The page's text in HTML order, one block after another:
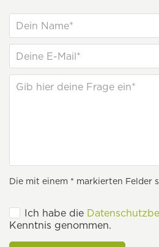
Die mit einem * markierten Felder
Ich habe die
Kenntnis genommen.